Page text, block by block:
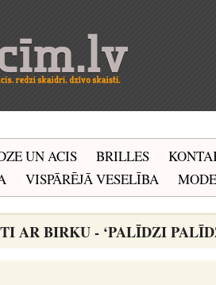
UN ACIS BRILLES
VISPĀRĒJĀ VESELĪBA MODE
AR BIRKU - ‘PALĪDZI